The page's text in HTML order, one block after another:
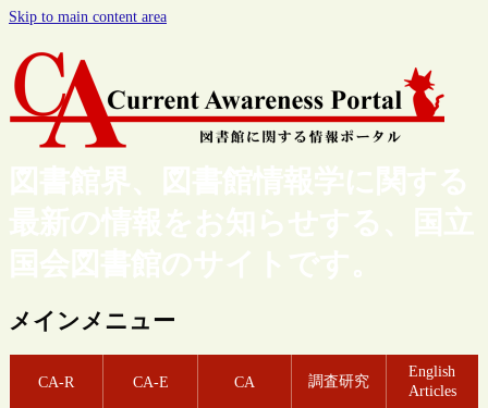
Skip to main content area
図書館界、図書館情報学に関する
最新の情報をお知らせする、国立
国会図書館のサイトです。
メインメニュー
CA-R CA-E CA 調査研究
English
Articles